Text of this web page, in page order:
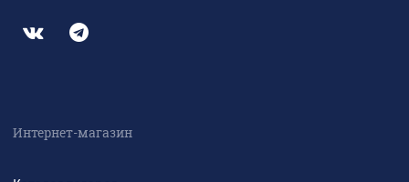
Интернет-магазин